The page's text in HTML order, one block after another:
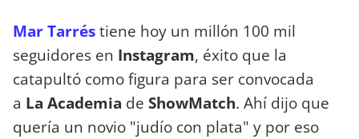
Mar Tarréstiene hoy un millón 100 mil
seguidores en Instagram, éxito que la
catapultó como figura para ser convocada
a La Academia de ShowMatch. Ahí dijo que
quería un novio "judío con plata" y por eso